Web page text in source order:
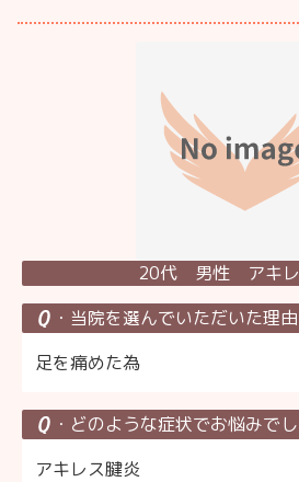
20代 男性 アキレ
・当院を選んでいただいた理
足を痛めた為
・どのような症状でお悩みで
アキレス腱炎